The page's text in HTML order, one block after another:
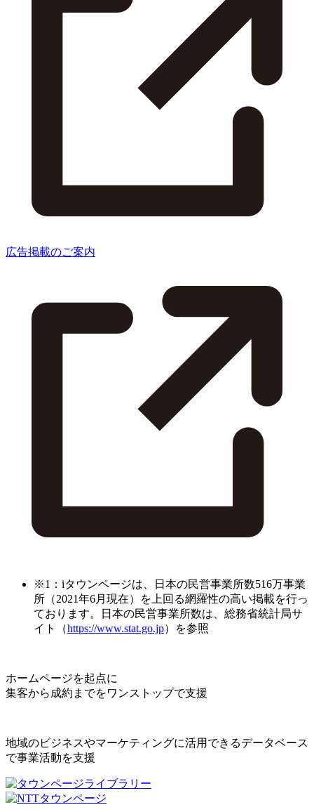
広告掲載のご案内
※1：iタウンページは、日本の民営事業所数516万事業
所（2021年6月現在）を上回る網羅性の高い掲載を行っ
ております。日本の民営事業所数は、総務省統計局サ
イト（https://www.stat.go.jp）を参照
ホームページを起点に
集客から成約までをワンストップで支援
地域のビジネスやマーケティングに活用できるデータベース
で事業活動を支援